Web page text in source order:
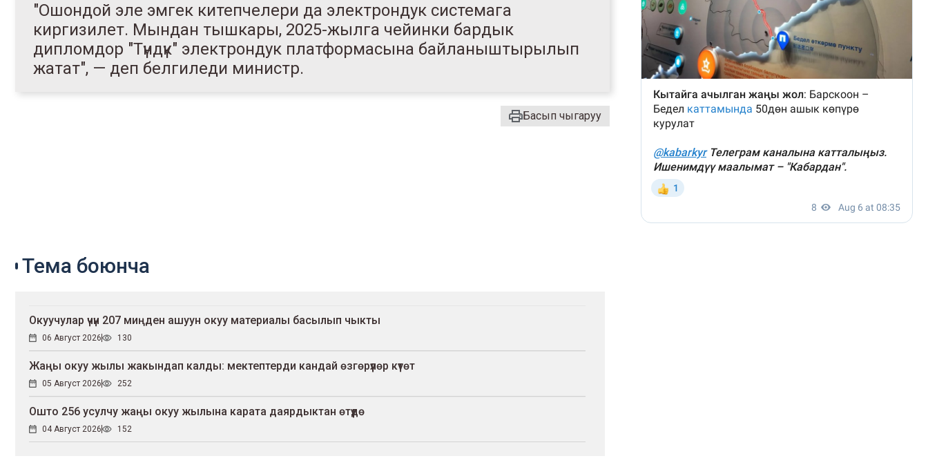
"Ошондой эле эмгек китепчелери да электрондук системага
киргизилет. Мындан тышкары, 2025-жылга чейинки бардык
дипломдор "Түндүк" электрондук платформасына байланыштырылып
жатат", — деп белгиледи министр.
Басып чыгаруу
Тема боюнча
Окуучулар үчүн 207 миңден ашуун окуу материалы басылып чыкты
06 Август 2026 130
Жаңы окуу жылы жакындап калды: мектептерди кандай өзгөрүүлөр күтөт
05 Август 2026 252
Ошто 256 усулчу жаңы окуу жылына карата даярдыктан өтүүдө
04 Август 2026 152